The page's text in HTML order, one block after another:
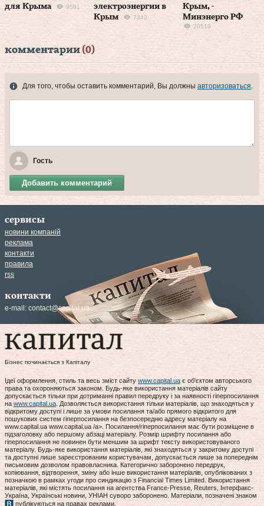
для Крыма
9591
электроэнергии в
Крым
7342
Крым, -
Минэнерго РФ
20519
комментарии (0)
Для того, чтобы оставить комментарий, Вы должны авторизоваться.
Гость
Добавить комментарий
сервисы
новини компаній
реклама
контакти
правила
rss
контакти
e-mail: contact@capital.ua
Бізнес починається з Капіталу
Ідеї оформлення, стиль та весь зміст сайту www.capital.ua є об'єктом авторського
права та охороняються законом. Будь-яке використання матеріалів сайту
допускається тільки при дотриманні правил передруку і за наявності гіперпосилання
наwww.capital.ua. Дозволяється використання тільки матеріалів, що знаходяться у
відкритому доступі і лише за умови посилання та/або прямого відкритого для
пошукових систем гіперпосилання на безпосередню адресу матеріалу на
www.capital.ua www.capital.ua /a>. Посилання/гіперпосилання має бути розміщене в
підзаголовку або першому абзаці матеріалу. Розмір шрифту посилання або
гіперпосилання не повинен бути меншим за шрифт тексту використовуваного
матеріалу. Будь-яке використання матеріалів, які знаходяться у закритому доступі
та доступні лише зареєстрованим користувачам, допускається лише за попереднім
письмовим дозволом правовласника. Категорично заборонено передрук,
копіювання, відтворення, зміну або інше використання матеріалів, опублікованих з
позначкою в рамках угоди про синдикацію з Financial Times Limited. Використання
матеріалів, які містять посилання на агентства France-Presse, Reuters, Інтерфакс-
Україна, Українські новини, УНІАН суворо заборонено. Матеріали, позначені знаком
публікуються на правах реклами.